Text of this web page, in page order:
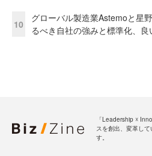
10
グローバル製造業Astemoと星
るべき自社の強みと標準化、良
「Leadership ☓
スを創出、変革し
す。